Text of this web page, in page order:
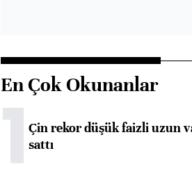
En Çok Okunanlar
1Çin rekor düşük faizli uzun
sattı